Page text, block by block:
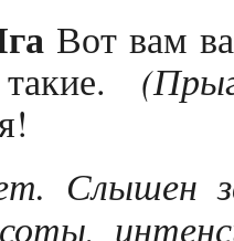
Вот вам
Слышен